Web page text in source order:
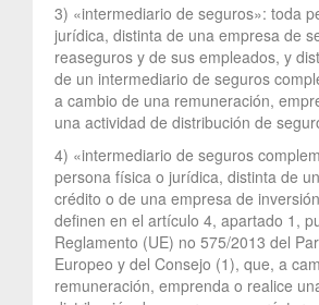
3) «intermediario de seguros»: toda
jurídica, distinta de una empresa de
reaseguros y de sus empleados, y
de un intermediario de seguros
a cambio de una remuneración,
una actividad de distribución de
4) «intermediario de seguros
persona física o jurídica, distinta de
crédito o de una empresa de
definen en el artículo 4, apartado 1,
Reglamento (UE) no 575/2013 del
Europeo y del Consejo (1), que, a
remuneración, emprenda o realice